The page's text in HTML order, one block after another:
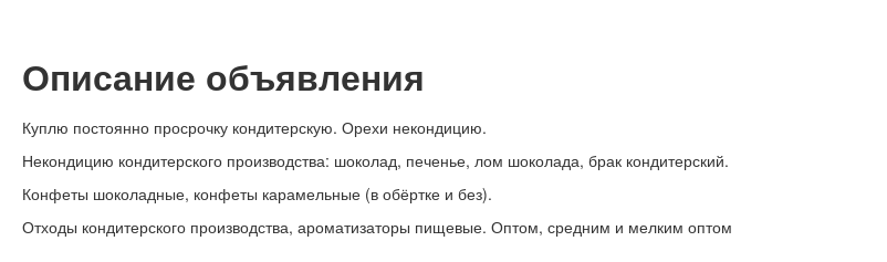
Описание объявления
Куплю постоянно просрочку кондитерскую. Орехи некондицию.
Некондицию кондитерского производства: шоколад, печенье, лом шоколада, брак кондитерский.
Конфеты шоколадные, конфеты карамельные (в обёртке и без).
Отходы кондитерского производства, ароматизаторы пищевые. Оптом, средним и мелким оптом